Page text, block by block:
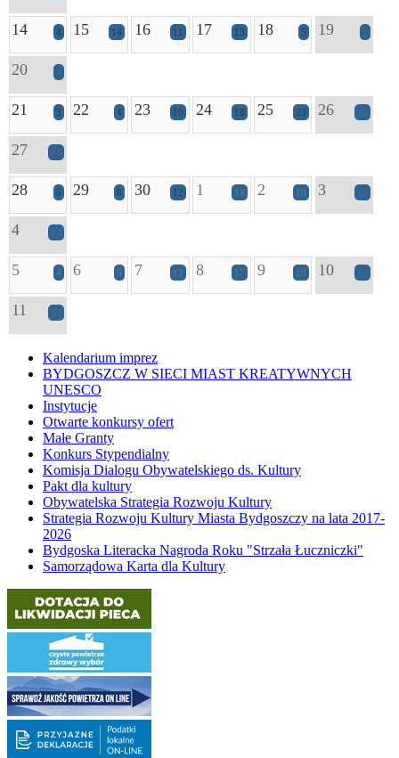
14 4 15 14 16 11 17 13 18 5 19 5
20 2
21 3 22 4 23 10 24 18 25 23 26 36
27 28
28 5 29 8 30 12 1 14 2 10 3 18
4 13
5 4 6 5 7 11 8 17 9 19 10 33
11 26
Kalendarium imprez
BYDGOSZCZ W SIECI MIAST KREATYWNYCH
UNESCO
Instytucje
Otwarte konkursy ofert
Małe Granty
Konkurs Stypendialny
Komisja Dialogu Obywatelskiego ds. Kultury
Pakt dla kultury
Obywatelska Strategia Rozwoju Kultury
Strategia Rozwoju Kultury Miasta Bydgoszczy na lata 2017-
2026
Bydgoska Literacka Nagroda Roku "Strzała Łuczniczki"
Samorządowa Karta dla Kultury